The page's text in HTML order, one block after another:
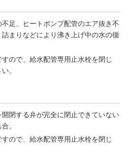
不足、ヒートポンプ配管のエア抜き不
まりなどにより沸き上げ中の水の循
すので、給水配管専用止水栓を閉じ
。
開閉する弁が完全に閉止できていない
。
すので、給水配管専用止水栓を閉じ